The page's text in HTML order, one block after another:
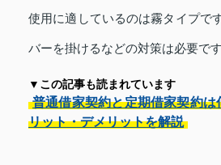
使用に適しているのは霧タイプで
バーを掛けるなどの対策は必要です
▼この記事も読まれています
普通借家契約と定期借家契約
リット・デメリットを解説